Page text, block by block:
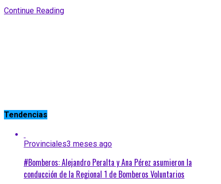
Continue Reading
Tendencias
Provinciales3 meses ago
#Bomberos: Alejandro Peralta y Ana Pérez asumieron la
conducción de la Regional 1 de Bomberos Voluntarios